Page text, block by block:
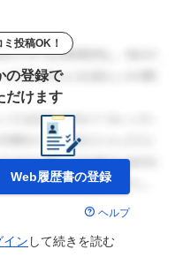
投稿OK！
の登録で
だけます
Web履歴書の登録
ヘルプ
イン して続きを読む